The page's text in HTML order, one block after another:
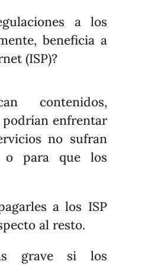
a los
beneficia a
(ISP)?
contenidos,
enfrentar
no sufran
o para que los
a los ISP
al resto.
grave si los